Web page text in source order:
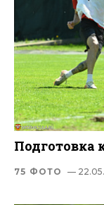
Подготовка
75 ФОТО —